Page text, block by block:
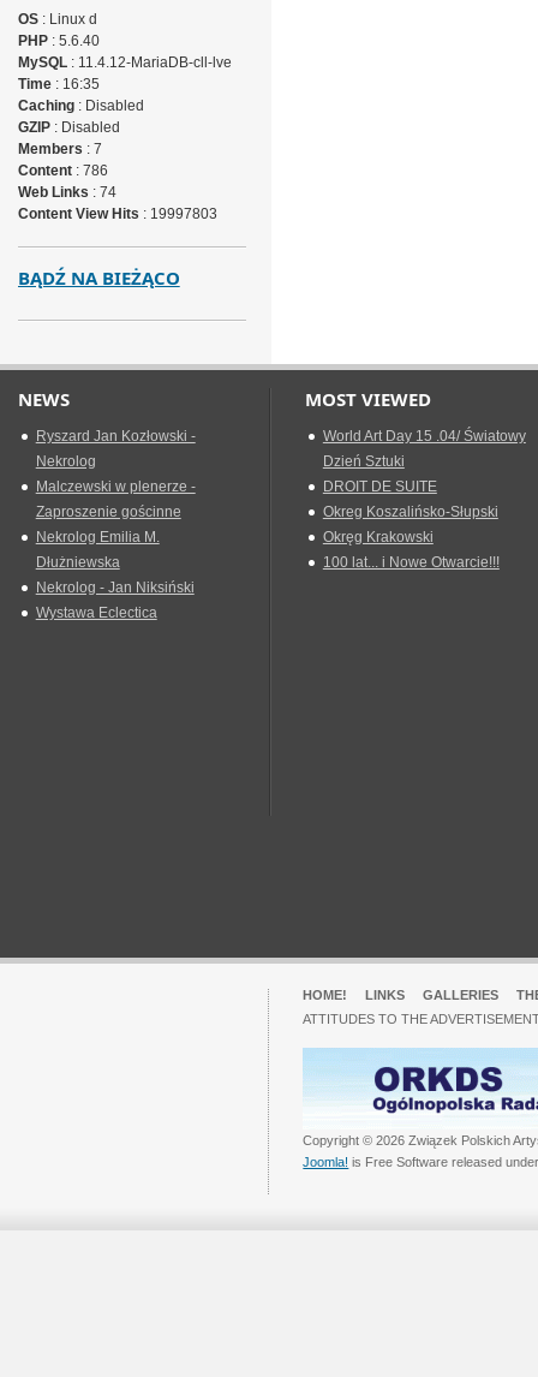
OS: Linux d
PHP: 5.6.40
MySQL: 11.4.12-MariaDB-cll-lve
Time: 16:35
Caching: Disabled
GZIP: Disabled
Members : 7
Content: 786
Web Links : 74
Content View Hits : 19997803
BĄDŹ NA BIEŻĄCO
NEWS
Ryszard Jan Kozłowski -
Nekrolog
Malczewski w plenerze -
Zaproszenie gościnne
Nekrolog Emilia M.
Dłużniewska
Nekrolog - Jan Niksiński
Wystawa Eclectica
MOST VIEWED
World Art Day 15 .04/ Światowy
Dzień Sztuki
DROIT DE SUITE
Okreg Koszalińsko-Słupski
Okręg Krakowski
100 lat... i Nowe Otwarcie!!!
HOME! LINKS GALLERIES
ATTITUDES TO THE
Copyright © 2026 Związek Polskich
Joomla! is Free Software released